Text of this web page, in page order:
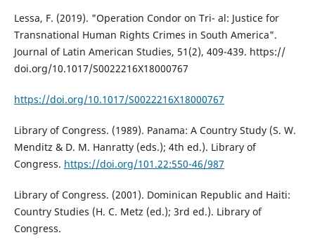
Lessa, F. (2019). "Operation Condor on Tri- al: Justice for
Transnational Human Rights Crimes in South America".
Journal of Latin American Studies, 51(2), 409-439. https://
doi.org/10.1017/S0022216X18000767
https://doi.org/10.1017/S0022216X18000767
Library of Congress. (1989). Panama: A Country Study (S. W.
Menditz & D. M. Hanratty (eds.); 4th ed.). Library of
Congress. https://doi.org/101.22:550-46/987
Library of Congress. (2001). Dominican Republic and Haiti:
Country Studies (H. C. Metz (ed.); 3rd ed.). Library of
Congress.